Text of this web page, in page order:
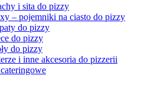
i sita do pizzy
– pojemniki na ciasto do pizzy
do pizzy
do pizzy
do pizzy
i inne akcesoria do pizzerii